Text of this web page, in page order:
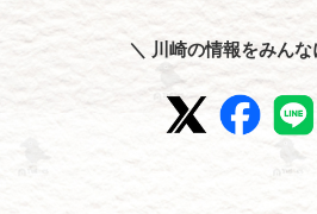
＼ 川崎の情報をみん